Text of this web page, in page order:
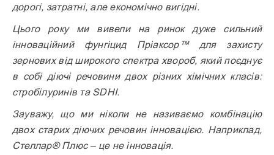
дорогі, затратні, але економічно вигідні.
Цього року ми вивели на ринок дуже сильний
інноваційний фунгіцид Пріаксор™ для захисту
зернових від широкого спект­ра хвороб, який поєднує
в собі діючі речовини двох різних хімічних класів:
стробілуринів та SDHI.
Зауважу, що ми ніколи не називаємо комбінацію
двох старих діючих речовин інновацією. Наприклад,
Стеллар® Плюс – це не інновація.